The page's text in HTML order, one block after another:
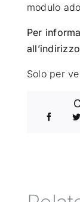
modulo
Per
Solo per